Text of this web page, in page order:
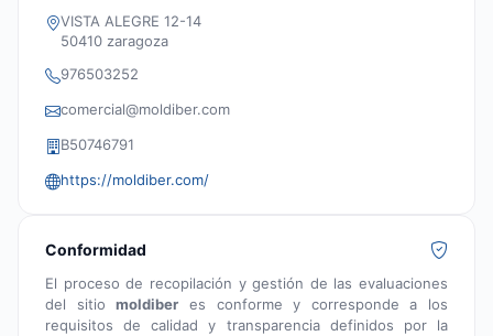
VISTA ALEGRE 12-14
50410 zaragoza
976503252
comercial@moldiber.com
B50746791
https://moldiber.com/
Conformidad
El proceso de recopilación y gestión de las evaluaciones
del sitiomoldiber es conforme y corresponde a los
requisitos de calidad y transparencia definidos por la